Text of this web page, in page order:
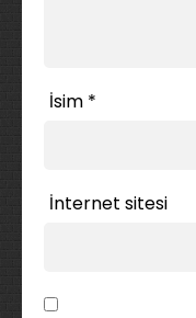
İsim *
İnternet sitesi